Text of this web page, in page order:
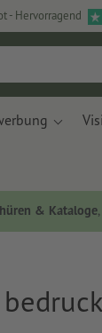
- Hervorragend
& Kataloge